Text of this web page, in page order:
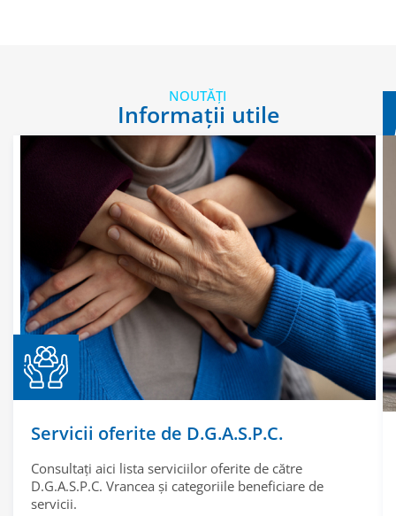
NOUTĂȚI
Informații utile
Servicii oferite de D.G.A.S.P.C.
Consultați aici lista serviciilor oferite de către
D.G.A.S.P.C. Vrancea și categoriile beneficiare de
servicii.